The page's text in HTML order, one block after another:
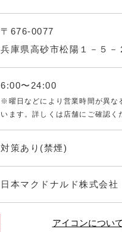
〒676-0077
兵庫県高砂市松陽１－５－
6:00〜24:00
※曜日などにより営業時間が異な
います。詳しくは店舗にご確認く
対策あり(禁煙)
日本マクドナルド株式会社
アイコンについて